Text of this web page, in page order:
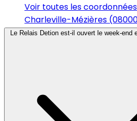
Voir toutes les
Charleville-Mézières
Le Relais Detion est-il ouvert le week-end